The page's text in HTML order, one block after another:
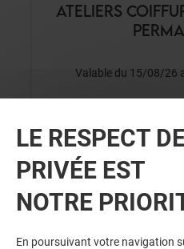
ATELIERS
PERMA
Valable du 15/08/26
VOIR LE
LE RESPECT
PRIVÉE EST
NOTRE
En poursuivant votre navigation